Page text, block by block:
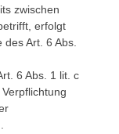
zwischen
erfolgt
Art. 6 Abs.
6 Abs. 1 lit. c